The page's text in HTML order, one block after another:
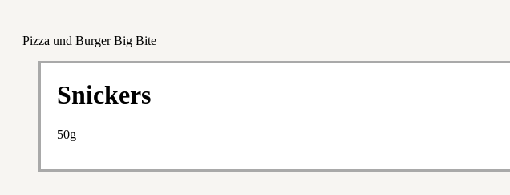
Pizza und Burger Big Bite
Snickers
50g